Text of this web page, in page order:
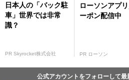
日本人の「バック駐
車」世界では非常
識？
PR Skyrocket株式会社
ローソンアプ
ーポン配信中
PR ローソン
公式アカウントをフォローして最